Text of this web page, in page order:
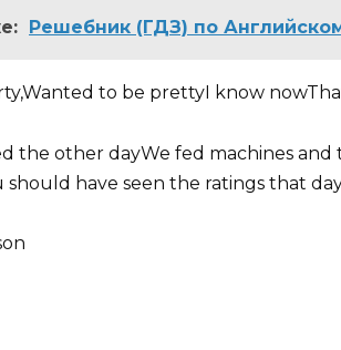
Решебник (ГДЗ) по
to be prettyI know
the other dayWe fed machines
should have seen the ratings that